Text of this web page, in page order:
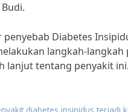
Diabetes
langkah-
tentang penyakit